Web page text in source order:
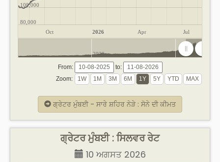
Oct 2026 Apr Jul
80,000
100,000
2020 2025
From:
to:
Zoom:
ਗ੍ਰੇਟਰ ਮੁੰਬਈ - ਸਾਰੇ ਸ਼ਹਿਰ ਨੇੜੇ : ਸੋਨੇ ਦੀ ਕੀਮਤ
ਗ੍ਰੇਟਰ ਮੁੰਬਈ : ਸਿਲਵਰ ਰੇਟ
10 ਅਗਸਤ 2026